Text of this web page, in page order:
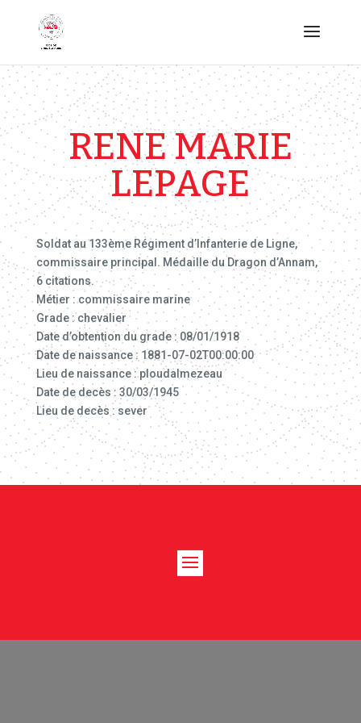
RENE MARIE
LEPAGE
Soldat au 133ème Régiment d’Infanterie de Ligne,
commissaire principal. Médaille du Dragon d’Annam,
6 citations.
Métier : commissaire marine
Grade : chevalier
Date d’obtention du grade : 08/01/1918
Date de naissance : 1881-07-02T00:00:00
Lieu de naissance : ploudalmezeau
Date de decès : 30/03/1945
Lieu de decès : sever